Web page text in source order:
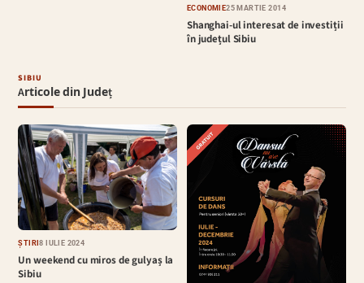
ECONOMIE25 MARTIE 2014
Shanghai-ul interesat de investiții
în județul Sibiu
SIBIU
Articole din Județ
ȘTIRI8 IULIE 2024
Un weekend cu miros de gulyaș la
Sibiu